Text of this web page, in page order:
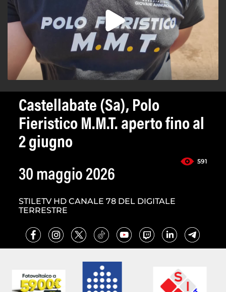
Castellabate (Sa), Polo
Fieristico M.M.T. aperto fino al
2 giugno
591
30 maggio 2026
STILETV HD CANALE 78 DEL DIGITALE
TERRESTRE